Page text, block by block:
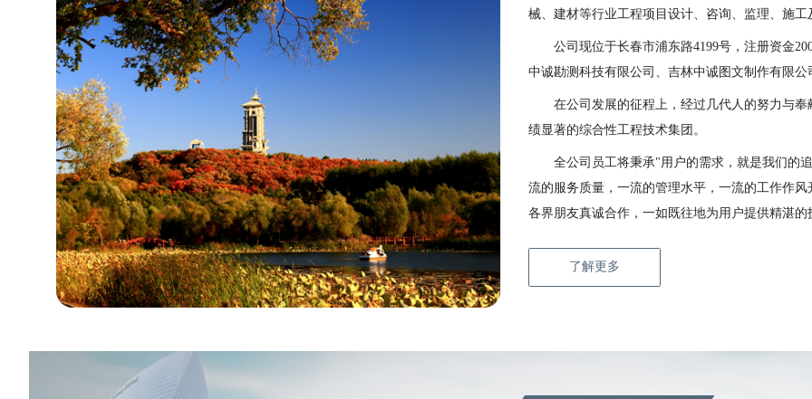
械、建材等行业工程项目设计、咨询、监理、施
公司现位于长春市浦东路4199号，注册资金
中诚勘测科技有限公司、吉林中诚图文制作有限公
在公司发展的征程上，经过几代人的努力与
绩显著的综合性工程技术集团。
全公司员工将秉承"用户的需求，就是我们的
流的服务质量，一流的管理水平，一流的工作作
各界朋友真诚合作，一如既往地为用户提供精湛
了解更多